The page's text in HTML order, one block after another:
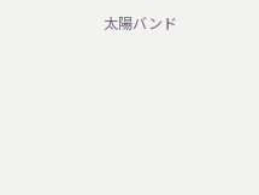
太陽バンド